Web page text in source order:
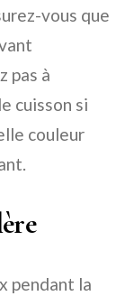
vous que
pas à
cuisson si
couleur
pendant la